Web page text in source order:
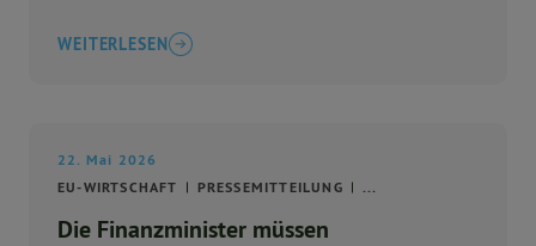
WEITERLESEN
22. Mai 2026
EU-WIRTSCHAFT
PRESSEMITTEILUNG ...
Die Finanzminister müssen